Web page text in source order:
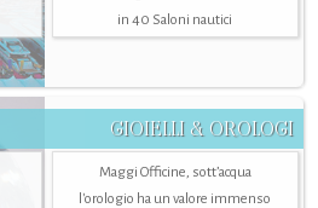
in 40 Saloni nautici
GIOIELLI & OROLOGI
Maggi Officine, sott’acqua
l'orologio ha un valore immenso